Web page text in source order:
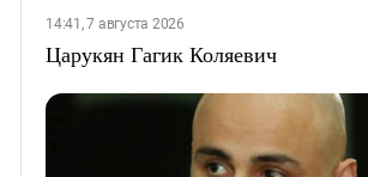
14:41, 7 августа 2026
Царукян Гагик Коляевич